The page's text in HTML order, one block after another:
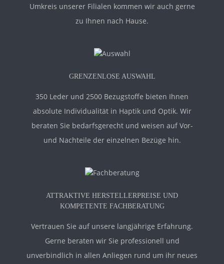
Umkreis unserer Filialen kommen wir auch gerne
zu Ihnen nach Hause.
GRENZENLOSE AUSWAHL
350 Leder und 2500 Bezugstoffe bieten Ihnen
absolute Individualität in Haptik und Optik. Wir
beraten Sie bedarfsgerecht und weisen auf Vor-
und Nachteile der einzelnen Bezüge hin.
ATTRAKTIVE HERSTELLERPREISE UND
KOMPETENTE FACHBERATUNG
Vertrauen Sie auf unsere langjährige Erfahrung.
Gerne beraten wir Sie professionell und
unverbindlich in allen Anliegen rund um ihr neues